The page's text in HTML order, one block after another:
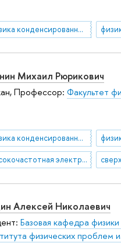
физика конденсированных сред
Михаил Рюрикович
Профессор: Факультет
физика конденсированных сред
высокочастотная электродинамика твердых тел
Алексей Николаевич
Базовая кафедра
физических проблем